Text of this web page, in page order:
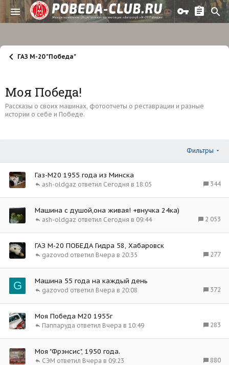
ГАЗ М-20 "Победа"
Моя Победа!
Рассказы о своих машинах, фотоотчеты о реставрации и разные
истории о себе и Победе.
Фильтры
Газ-М20 1955 года из Минска
344
Сегодня в 18:05
ash-oldgaz
Машина с душой,она живая! +внучка 24ка)
2 053
Сегодня в 09:44
ash-oldgaz
ГАЗ М-20 ПОБЕДА Гидра 58, Хабаровск
277
Вчера в 20:35
gazovod
G Машина 55 года на каждый день
372
Вчера в 20:08
gazovod
Моя Победа М20 1955г
283
Вчера в 10:49
Паппаруда
Моя "Фрэнсис", 1950 года.
880
Вчера в 09:23
СЭМ